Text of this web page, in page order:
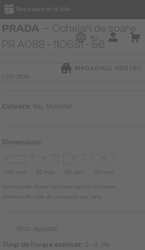
Returnare în 14 zile
RO
MAGAZINUL NOSTRU
PRADA — Ochelari de soare
PR A08S - ​11O6S1 - ​56
1 291 RON
Culoare: Bej, Modelat
Dimensiuni
145 mm 45 mm 56 mm 20 mm
Dimensiunile afișate sunt doar pentru informare,
dimensiunile reale ale produsului pot varia.
Stoc epuizat
Timp de livrare estimat: 2–4 zile